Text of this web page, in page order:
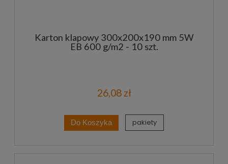
Karton klapowy 300x200x190 mm 5W
EB 600 g/m2 - 10 szt.
26,08 zł
Do Koszyka pakiety